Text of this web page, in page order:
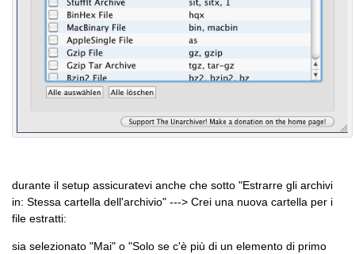
durante il setup assicuratevi anche che sotto "Estrarre gli archivi
in: Stessa cartella dell'archivio" ---> Crei una nuova cartella per i
file estratti:
sia selezionato "Mai" o "Solo se c'è più di un elemento di primo